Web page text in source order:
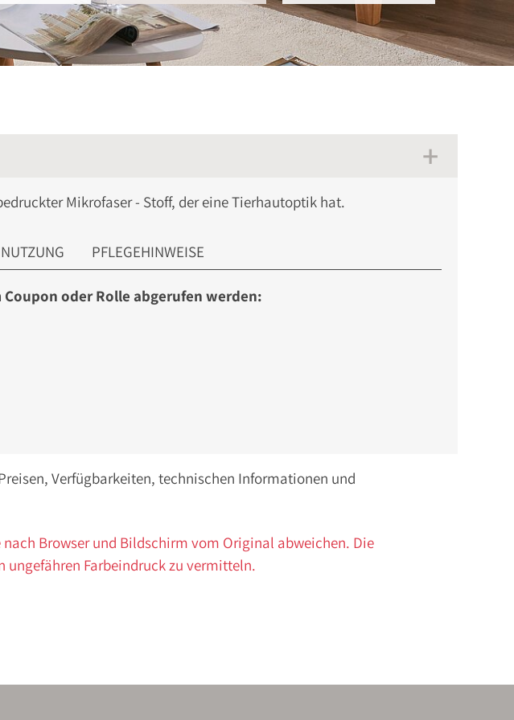
Mikrofaser - Stoff, der eine Tierhautoptik hat.
NUTZUNG PFLEGEHINWEISE
oder Rolle abgerufen werden:
Verfügbarkeiten, technischen Informationen und
Browser und Bildschirm vom Original abweichen. Die
ungefähren Farbeindruck zu vermitteln.